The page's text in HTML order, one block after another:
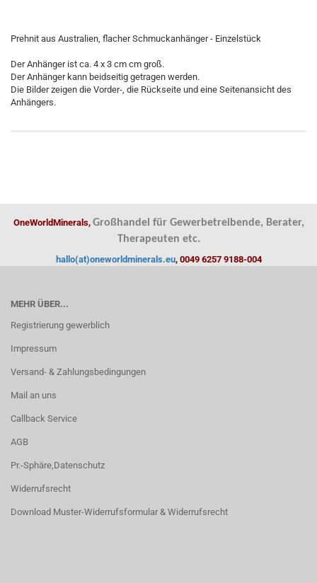
Prehnit aus Australien, flacher Schmuckanhänger - Einzelstück
Der Anhänger ist ca. 4 x 3 cm cm groß.
Der Anhänger kann beidseitig getragen werden.
Die Bilder zeigen die Vorder-, die Rückseite und eine Seitenansicht des
Anhängers.
OneWorldMinerals, Großhandel für Gewerbetreibende, Berater,
Therapeuten etc.
hallo(at)oneworldminerals.eu, 0049 6257 9188-004
MEHR ÜBER...
Registrierung gewerblich
Impressum
Versand- & Zahlungsbedingungen
Mail an uns
Callback Service
AGB
Pr.-Sphäre,Datenschutz
Widerrufsrecht
Download Muster-Widerrufsformular & Widerrufsrecht